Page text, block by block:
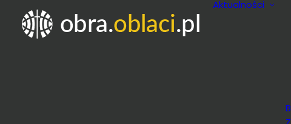
Aktualności